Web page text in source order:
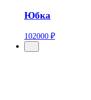
Юбка
102000 ₽